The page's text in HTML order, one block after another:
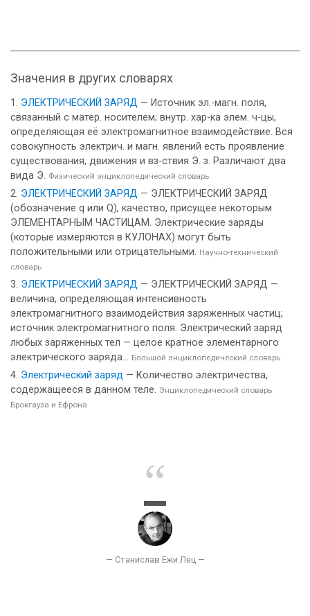
Значения в других словарях
ЭЛЕКТРИЧЕСКИЙ ЗАРЯД — Источник эл.-магн. поля,
связанный с матер. носителем; внутр. хар-ка элем. ч-цы,
определяющая её электромагнитное взаимодействие. Вся
совокупность электрич. и магн. явлений есть проявление
существования, движения и вз-ствия Э. з. Различают два
вида Э. Физический энциклопедический словарь
ЭЛЕКТРИЧЕСКИЙ ЗАРЯД — ЭЛЕКТРИЧЕСКИЙ ЗАРЯД
(обозначение q или Q), качество, присущее некоторым
ЭЛЕМЕНТАРНЫМ ЧАСТИЦАМ. Электрические заряды
(которые измеряются в КУЛОНАХ) могут быть
положительными или отрицательными. Научно-технический
словарь
ЭЛЕКТРИЧЕСКИЙ ЗАРЯД — ЭЛЕКТРИЧЕСКИЙ ЗАРЯД —
величина, определяющая интенсивность
электромагнитного взаимодействия заряженных частиц;
источник электромагнитного поля. Электрический заряд
любых заряженных тел — целое кратное элементарного
электрического заряда... Большой энциклопедический словарь
Электрический заряд — Количество электричества,
содержащееся в данном теле. Энциклопедический словарь
Брокгауза и Ефрона